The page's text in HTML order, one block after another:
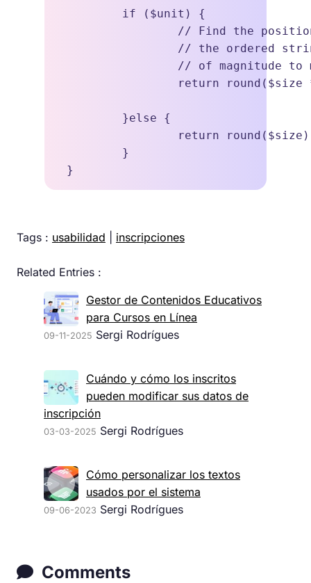
Tags : usabilidad inscripciones
Related Entries :
Gestor de Contenidos Educativos
para Cursos en Línea
09-11-2025 Sergi Rodrígues
Cuándo y cómo los inscritos
pueden modificar sus datos de
inscripción
03-03-2025 Sergi Rodrígues
Cómo personalizar los textos
usados por el sistema
09-06-2023 Sergi Rodrígues
Comments